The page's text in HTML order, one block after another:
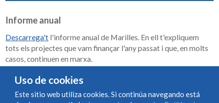
Informe anual
Descarrega't l'informe anual de Marilles. En ell t'expliquem
tots els projectes que vam finançar l'any passat i que, en molts
casos, continuen en marxa.
Memoria de impacto 2018-2023
Uso de cookies
Este sitio web utiliza cookies. Si continúa navegando está